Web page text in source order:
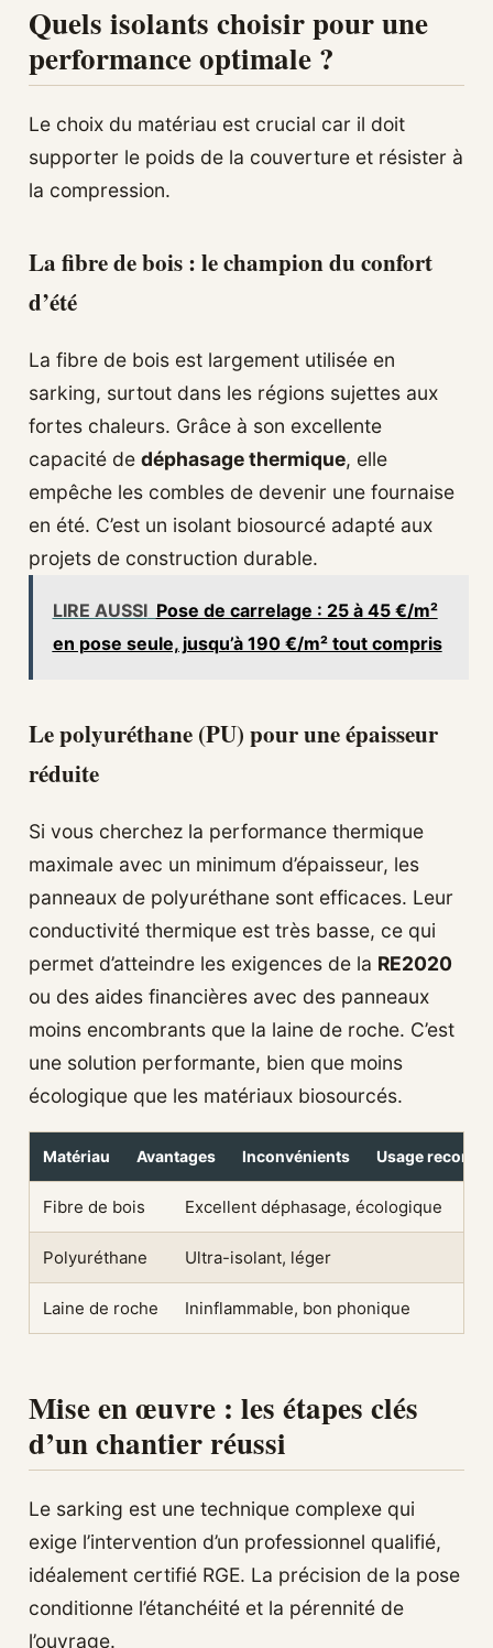
Quels isolants choisir pour une
performance optimale ?
Le choix du matériau est crucial car il doit
supporter le poids de la couverture et résister à
la compression.
La fibre de bois : le champion du confort
d’été
La fibre de bois est largement utilisée en
sarking, surtout dans les régions sujettes aux
fortes chaleurs. Grâce à son excellente
capacité de déphasage thermique, elle
empêche les combles de devenir une fournaise
en été. C’est un isolant biosourcé adapté aux
projets de construction durable.
LIRE AUSSI Pose de carrelage : 25 à 45 €/m²
en pose seule, jusqu’à 190 €/m² tout compris
Le polyuréthane (PU) pour une épaisseur
réduite
Si vous cherchez la performance thermique
maximale avec un minimum d’épaisseur, les
panneaux de polyuréthane sont efficaces. Leur
conductivité thermique est très basse, ce qui
permet d’atteindre les exigences de la RE2020
ou des aides financières avec des panneaux
moins encombrants que la laine de roche. C’est
une solution performante, bien que moins
écologique que les matériaux biosourcés.
Matériau Avantages Inconvénients Usage
Fibre de bois Excellent déphasage, écologique
Polyuréthane Ultra-isolant, léger
Laine de roche Ininflammable, bon phonique
Mise en œuvre : les étapes clés
d’un chantier réussi
Le sarking est une technique complexe qui
exige l’intervention d’un professionnel qualifié,
idéalement certifié RGE. La précision de la pose
conditionne l’étanchéité et la pérennité de
l’ouvrage.